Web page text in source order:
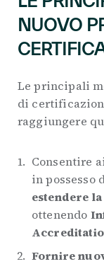
NUOVO
Le principali
di
raggiungere
Consentire
in
estendere
ottenendo
Fornire